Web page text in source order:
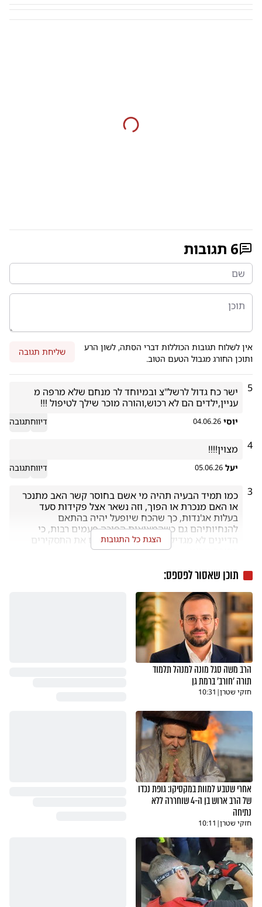
6 תגובות
אין לשלוח תגובות הכוללות דברי הסתה, לשון הרע
ותוכן החורג מגבול הטעם הטוב.
שליחת תגובה
5
עניין,ילדים הם לא רכוש,והורה מוכר שילך לטיפול !!!
יוסי 04.06.26 דיווחתגובה
4 מצוין!!!!
יעל 05.06.26 דיווחתגובה
3
הבעיה 05.06.26
הצגת כל התגובות
תוכן שאסור לפספס:
הרב משה סגל מונה למנהל תלמוד
תורה 'חורב' ברמת גן
חזקי שטרן|
10:31
אחרי שטבע למוות במקסיקו: גופת נכדו
של הרב ארוש בן ה-4 שוחררה ללא
נתיחה
חזקי שטרן|
10:11